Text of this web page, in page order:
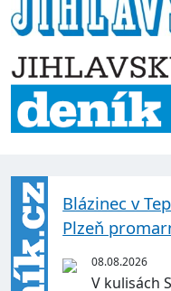
Blázinec v
Plzeň
08.08.2026
V kulisách